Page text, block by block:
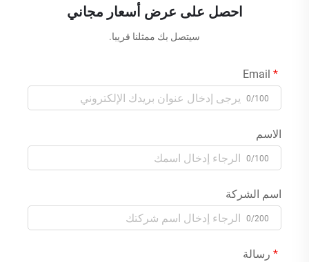
احصل على عرض أسعار مجاني
سيتصل بك ممثلنا قريبا.
0/100
الاسم
0/100
اسم الشركة
0/200
رسالة